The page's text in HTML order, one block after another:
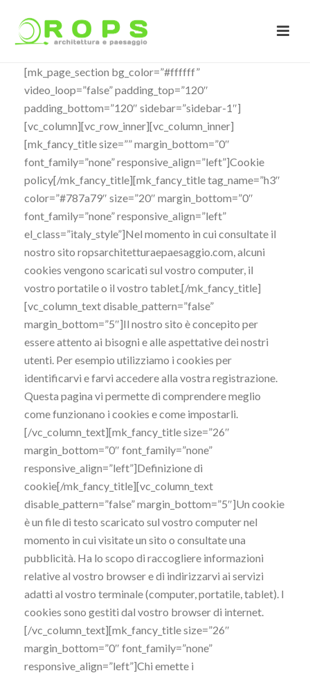
[mk_page_section bg_color=”#ffffff”
video_loop=”false” padding_top=”120″
padding_bottom=”120″ sidebar=”sidebar-1″]
[vc_column][vc_row_inner][vc_column_inner]
[mk_fancy_title size=”” margin_bottom=”0″
font_family=”none” responsive_align=”left”]Cookie
policy[/mk_fancy_title][mk_fancy_title tag_name=”h3″
color=”#787a79″ size=”20″ margin_bottom=”0″
font_family=”none” responsive_align=”left”
el_class=”italy_style”]Nel momento in cui consultate il
nostro sito ropsarchitetturaepaesaggio.com, alcuni
cookies vengono scaricati sul vostro computer, il
vostro portatile o il vostro tablet.[/mk_fancy_title]
[vc_column_text disable_pattern=”false”
margin_bottom=”5″]Il nostro sito è concepito per
essere attento ai bisogni e alle aspettative dei nostri
utenti. Per esempio utilizziamo i cookies per
identificarvi e farvi accedere alla vostra registrazione.
Questa pagina vi permette di comprendere meglio
come funzionano i cookies e come impostarli.
[/vc_column_text][mk_fancy_title size=”26″
margin_bottom=”0″ font_family=”none”
responsive_align=”left”]Definizione di
cookie[/mk_fancy_title][vc_column_text
disable_pattern=”false” margin_bottom=”5″]Un cookie
è un file di testo scaricato sul vostro computer nel
momento in cui visitate un sito o consultate una
pubblicità. Ha lo scopo di raccogliere informazioni
relative al vostro browser e di indirizzarvi ai servizi
adatti al vostro terminale (computer, portatile, tablet). I
cookies sono gestiti dal vostro browser di internet.
[/vc_column_text][mk_fancy_title size=”26″
margin_bottom=”0″ font_family=”none”
responsive_align=”left”]Chi emette i